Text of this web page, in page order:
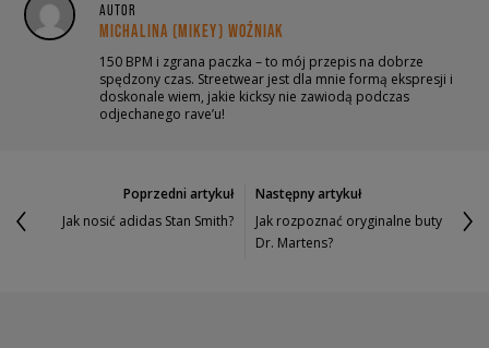
AUTOR
MICHALINA (MIKEY) WOŹNIAK
150 BPM i zgrana paczka – to mój przepis na dobrze
spędzony czas. Streetwear jest dla mnie formą ekspresji i
doskonale wiem, jakie kicksy nie zawiodą podczas
odjechanego rave’u!
Poprzedni artykuł
Jak nosić adidas Stan Smith?
Następny artykuł
Jak rozpoznać oryginalne buty
Dr. Martens?